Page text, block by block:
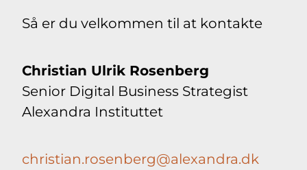
Så er du velkommen til at kontakte
Christian Ulrik Rosenberg
Senior Digital Business Strategist
Alexandra Instituttet
christian.rosenberg@alexandra.dk